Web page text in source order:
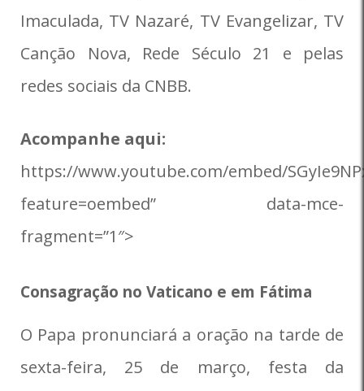
Imaculada, TV Nazaré, TV Evangelizar, TV
Canção Nova, Rede Século 21 e pelas
redes sociais da CNBB.
Acompanhe aqui:
https://www.youtube.com/embed/
feature=oembed” data-mce-
fragment=”1″>
Consagração no Vaticano e em Fátima
O Papa pronunciará a oração na tarde de
sexta-feira, 25 de março, festa da